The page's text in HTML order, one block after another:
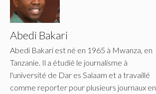
Abedi Bakari
Abedi Bakari est né en 1965 à Mwanza, en
Tanzanie. Il a étudié le journalisme à
l'université de Dar es Salaam et a travaillé
comme reporter pour plusieurs journaux en